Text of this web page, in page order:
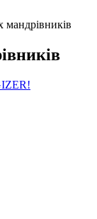
мандрівників